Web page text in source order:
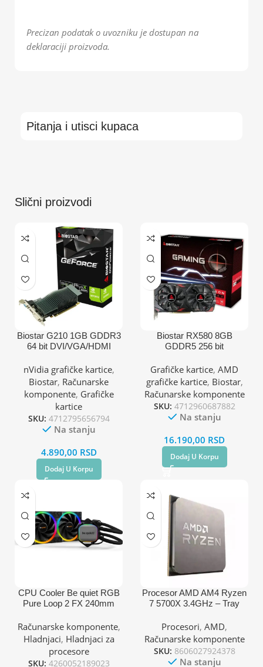
Precizan podatak o uvozniku je dostupan na
deklaraciji proizvoda.
Pitanja i utisci kupaca
Slični proizvodi
Biostar G210 1GB GDDR3
64 bit DVI/VGA/HDMI
nVidia grafičke kartice,
Biostar, Računarske
komponente, Grafičke
kartice
SKU: 4712795656794
Na stanju
4.890,00 RSD
Dodaj U Korpu
Biostar RX580 8GB
GDDR5 256 bit
kartica
Grafičke kartice, AMD
grafičke kartice, Biostar,
Računarske komponente
SKU: 4712960687882
Na stanju
16.190,00 RSD
Dodaj U Korpu
CPU Cooler Be quiet RGB
Pure Loop 2 FX 240mm
(AM4,AM5,1700,1200,2066,
1150,1151,1155,2011)
Računarske komponente,
Hladnjaci, Hladnjaci za
procesore
SKU: 4260052189023
Procesor AMD AM4 Ryzen
7 5700X 3.4GHz – Tray
Procesori, AMD,
Računarske komponente
SKU: 8606027924378
Na stanju